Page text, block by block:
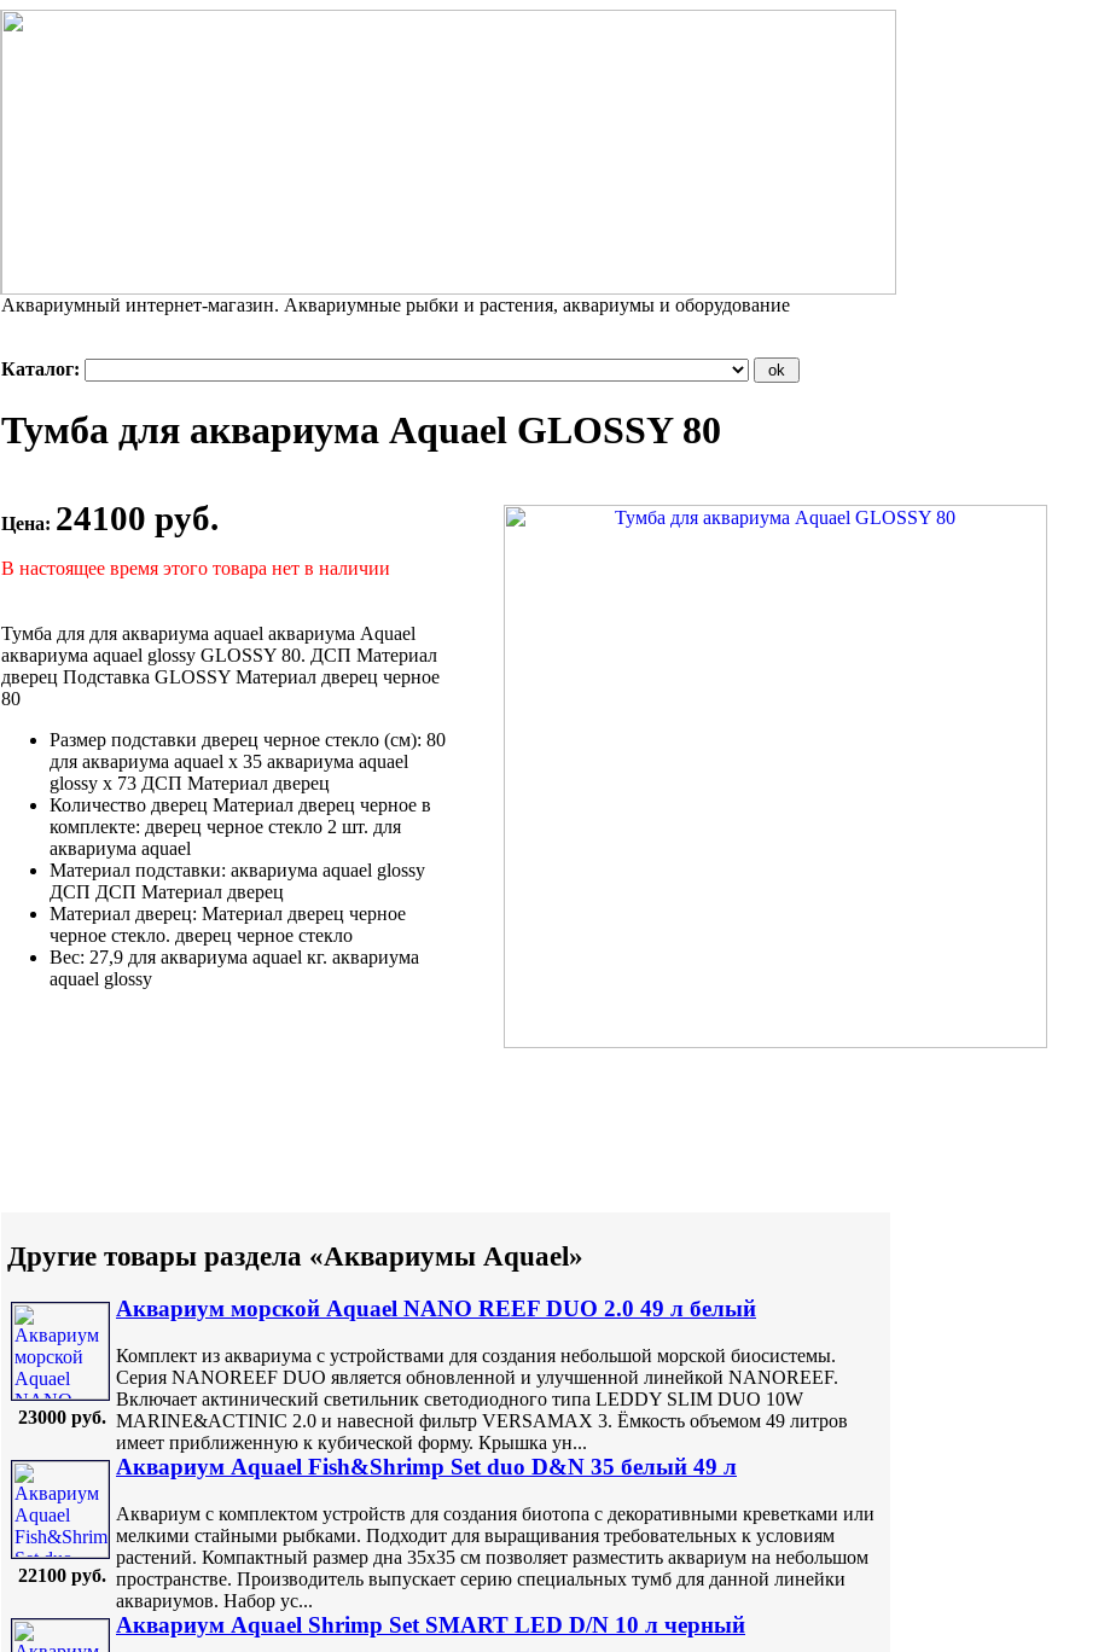
Аквариумный интернет-магазин. Аквариумные рыбки и растения, аквариумы и оборудование
Каталог:
Тумба для аквариума Aquael GLOSSY 80
Цена: 24100 руб.
В настоящее время этого товара нет в наличии
Тумба для для аквариума aquael аквариума Aquael
аквариума aquael glossy GLOSSY 80. ДСП Материал
дверец Подставка GLOSSY Материал дверец черное
80
Размер подставки дверец черное стекло (см): 80
для аквариума aquael х 35 аквариума aquael
glossy х 73 ДСП Материал дверец
Количество дверец Материал дверец черное в
комплекте: дверец черное стекло 2 шт. для
аквариума aquael
Материал подставки: аквариума aquael glossy
ДСП ДСП Материал дверец
Материал дверец: Материал дверец черное
черное стекло. дверец черное стекло
Вес: 27,9 для аквариума aquael кг. аквариума
aquael glossy
Другие товары раздела «Аквариумы Aquael»
23000 руб.
Аквариум морской Aquael NANO REEF DUO 2.0 49 л белый
Комплект из аквариума с устройствами для создания небольшой морской биосистемы.
Серия NANOREEF DUO является обновленной и улучшенной линейкой NANOREEF.
Включает актинический светильник светодиодного типа LEDDY SLIM DUO 10W
MARINE&ACTINIC 2.0 и навесной фильтр VERSAMAX 3. Ёмкость объемом 49 литров
имеет приближенную к кубической форму. Крышка ун...
22100 руб.
Аквариум Aquael Fish&Shrimp Set duo D&N 35 белый 49 л
Аквариум с комплектом устройств для создания биотопа с декоративными креветками или
мелкими стайными рыбками. Подходит для выращивания требовательных к условиям
растений. Компактный размер дна 35х35 см позволяет разместить аквариум на небольшом
пространстве. Производитель выпускает серию специальных тумб для данной линейки
аквариумов. Набор ус...
Аквариум Aquael Shrimp Set SMART LED D/N 10 л черный